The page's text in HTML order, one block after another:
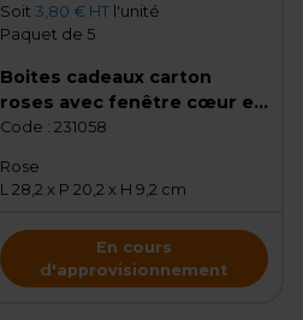
Soit 3,80 € HTl'unité
Paquet de 5
Boites cadeaux carton
roses avec fenêtre cœur et
ruban 28,2x20,2x9,2cm –
Code : 231058
Rose
L 28,2 x P 20,2 x H 9,2 cm
En cours
d'approvisionnement